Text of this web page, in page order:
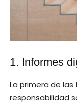
1. Informes
La primera de
responsabilidad